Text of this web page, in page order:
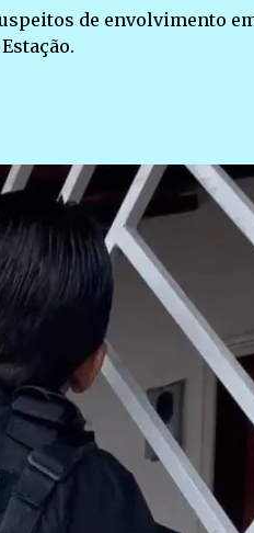
de envolvimento